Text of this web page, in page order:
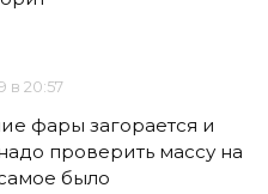
в 20:57
фары загорается и
проверить массу на
было